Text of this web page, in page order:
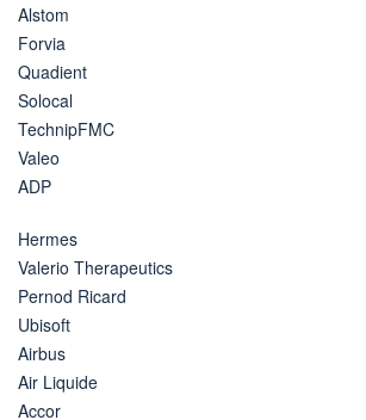
Alstom
Forvia
Quadient
Solocal
TechnipFMC
Valeo
ADP
Hermes
Valerio Therapeutics
Pernod Ricard
Ubisoft
Airbus
Air Liquide
Accor